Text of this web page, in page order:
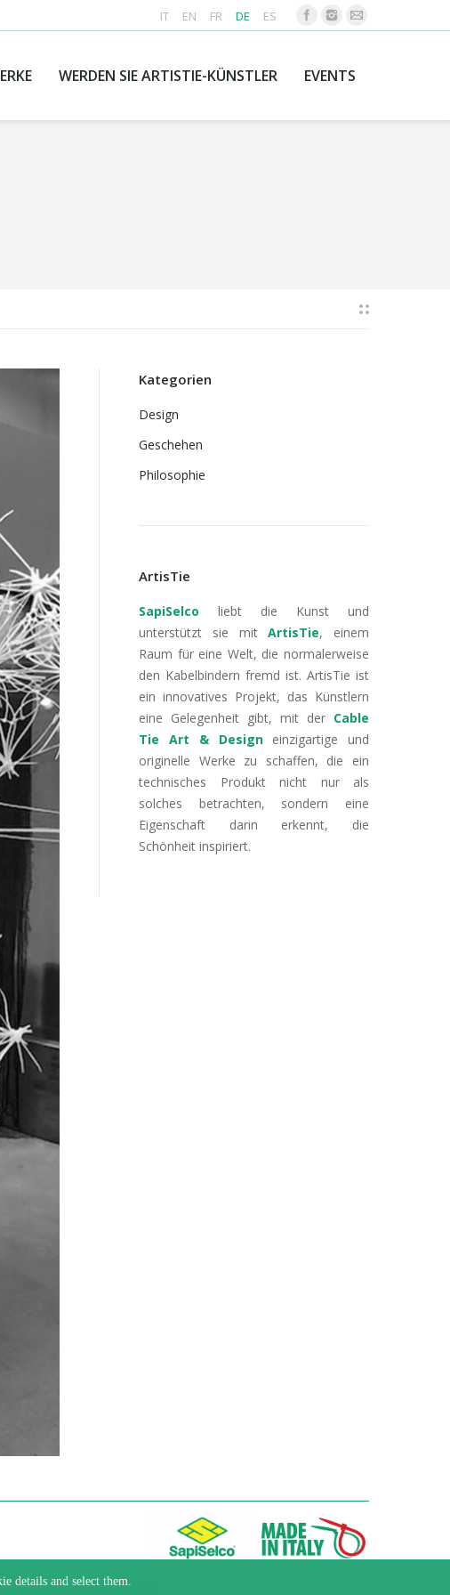
IT EN FR DE ES
WERDEN SIE ARTISTIE-KÜNSTLER EVENTS
Kategorien
Design
Geschehen
Philosophie
ArtisTie
SapiSelco liebt die Kunst und
unterstützt sie mitArtisTie, einem
Raum für eine Welt, die normalerweise
den Kabelbindern fremd ist. ArtisTie ist
ein innovatives Projekt, das Künstlern
eine Gelegenheit gibt, mit der Cable
Tie Art & Designeinzigartige und
originelle Werke zu schaffen, die ein
technisches Produkt nicht nur als
solches betrachten, sondern eine
Eigenschaft darin erkennt, die
Schönheit inspiriert.
details and select them.